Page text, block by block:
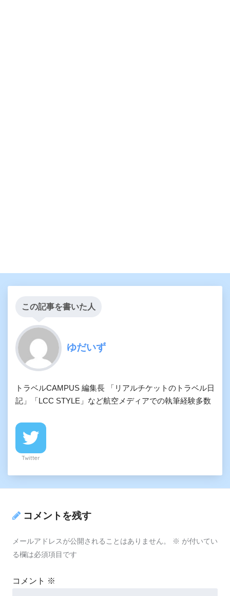
この記事を書いた人
ゆだいず
トラベルCAMPUS 編集長 「リアルチケットのトラベル日
記」「LCC STYLE」など航空メディアでの執筆経験多数
Twitter
コメントを残す
メールアドレスが公開されることはありません。 ※ が付いてい
る欄は必須項目です
コメント ※